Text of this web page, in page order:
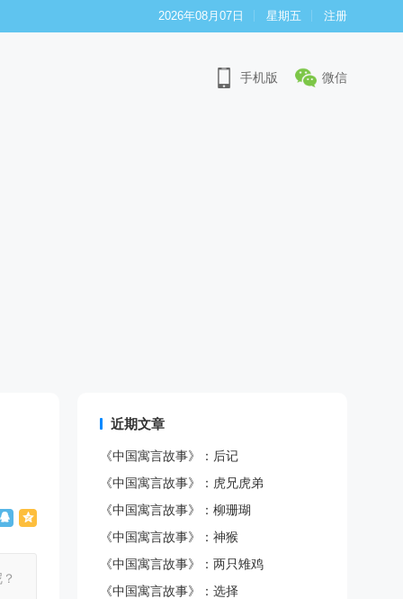
2026年08月07日 星期五 注册
手机版 微信
近期文章
《中国寓言故事》：后记
《中国寓言故事》：虎兄虎弟
《中国寓言故事》：柳珊瑚
《中国寓言故事》：神猴
《中国寓言故事》：两只雉鸡
《中国寓言故事》：选择